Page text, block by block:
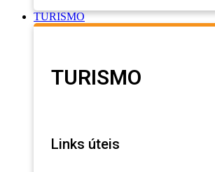
TURISMO
TURISMO
Links úteis